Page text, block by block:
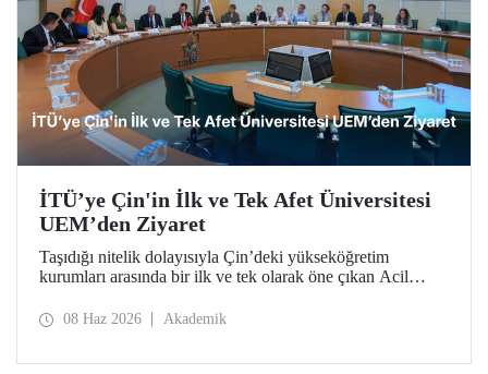
İTÜ’ye Çin'in İlk ve Tek Afet Üniversitesi
UEM’den Ziyaret
Taşıdığı nitelik dolayısıyla Çin’deki yükseköğretim
kurumları arasında bir ilk ve tek olarak öne çıkan Acil
Management – UEM) heyeti, İTÜ’ye ziyarette bulundu.
08 Haz 2026 Akademik